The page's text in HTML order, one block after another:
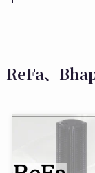
ReFa、